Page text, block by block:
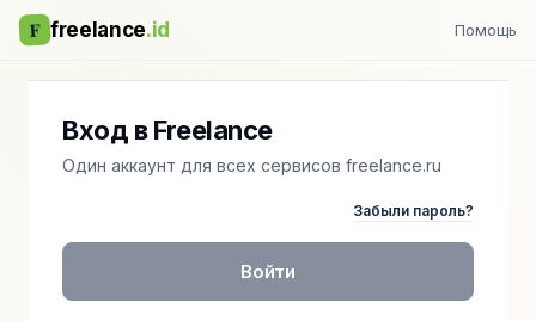
F freelance.id Помощь
Вход в Freelance
Один аккаунт для всех сервисов freelance.ru
Забыли пароль?
Войти